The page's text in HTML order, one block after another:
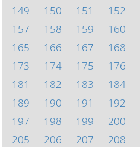
149
150 151 152
157
158 159 160
165
166 167 168
173
174 175 176
181
182 183 184
189
190 191 192
197
198 199 200
205
206 207 208